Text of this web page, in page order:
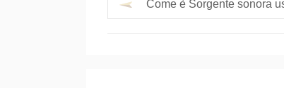
Come è Sorgente sonora